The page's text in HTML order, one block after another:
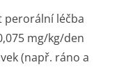
perorální léčba
mg/kg/den
(např. ráno a